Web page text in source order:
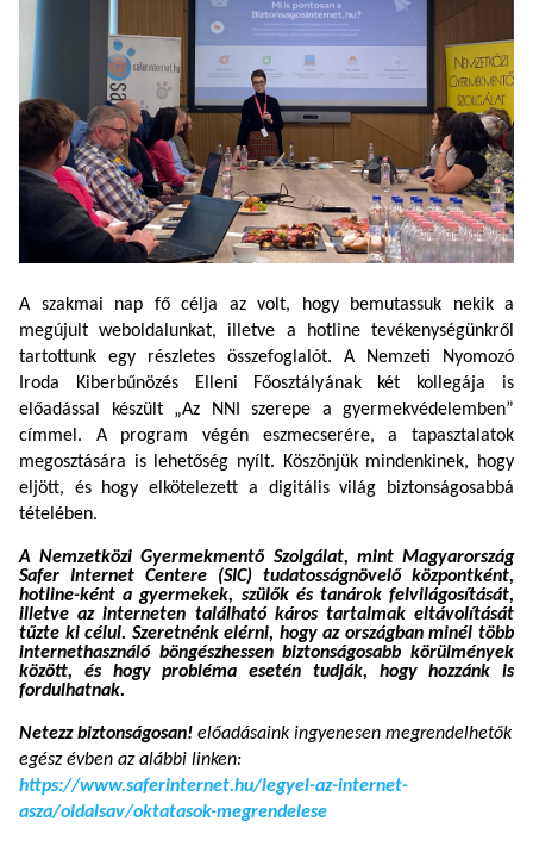
A szakmai nap fő célja az volt, hogy bemutassuk nekik a
megújult weboldalunkat, illetve a hotline tevékenységünkről
tartottunk egy részletes összefoglalót. A Nemzeti Nyomozó
Iroda Kiberbűnözés Elleni Főosztályának két kollegája is
előadással készült „Az NNI szerepe a gyermekvédelemben”
címmel. A program végén eszmecserére, a tapasztalatok
megosztására is lehetőség nyílt. Köszönjük mindenkinek, hogy
eljött, és hogy elkötelezett a digitális világ biztonságosabbá
tételében.
A Nemzetközi Gyermekmentő Szolgálat, mint Magyarország
Safer Internet Centere (SIC) tudatosságnövelő központként,
hotline-ként a gyermekek, szülők és tanárok felvilágosítását,
illetve az interneten található káros tartalmak eltávolítását
tűzte ki célul. Szeretnénk elérni, hogy az országban minél több
internethasználó böngészhessen biztonságosabb körülmények
között, és hogy probléma esetén tudják, hogy hozzánk is
fordulhatnak.
Netezz biztonságosan! előadásaink ingyenesen megrendelhetők
egész évben az alábbi linken:
https://www.saferinternet.hu/legyel-az-internet-
asza/oldalsav/oktatasok-megrendelese